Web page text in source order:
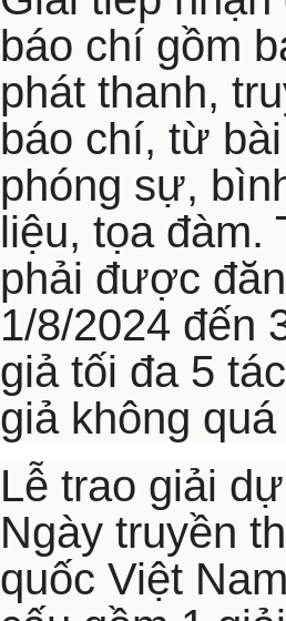
báo chí gồm
phát thanh,
báo chí, từ
phóng sự,
liệu, tọa đàm.
phải được
1/8/2024 đến
giả tối đa 5
giả không
Lễ trao giải
Ngày truyền
quốc Việt